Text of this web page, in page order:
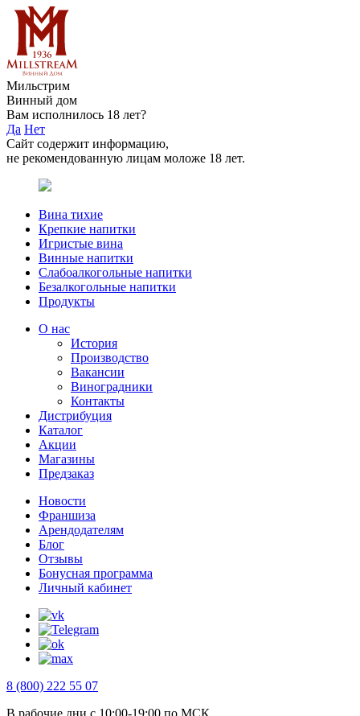
Мильстрим
Винный дом
Вам исполнилось 18 лет?
Да Нет
Сайт содержит информацию,
не рекомендованную лицам моложе 18 лет.
Вина тихие
Крепкие напитки
Игристые вина
Винные напитки
Слабоалкогольные напитки
Безалкогольные напитки
Продукты
О нас
История
Производство
Вакансии
Виноградники
Контакты
Дистрибуция
Каталог
Акции
Магазины
Предзаказ
Новости
Франшиза
Арендодателям
Блог
Отзывы
Бонусная программа
Личный кабинет
8 (800) 222 55 07
В рабочие дни с 10:00-19:00 по МСК